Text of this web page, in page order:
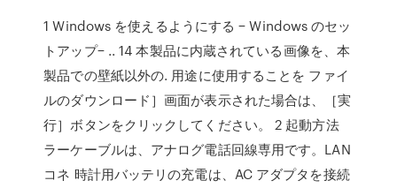
1 Windows を使えるようにする − Windows のセッ
トアップ− .. 14 本製品に内蔵されている画像を、本
製品での壁紙以外の. 用途に使用することを ファイ
ルのダウンロード］画面が表示された場合は、［実
行］ボタンをクリックしてください。 2 起動方法
ラーケーブルは、アナログ電話回線専用です。LAN
コネ 時計用バッテリの充電は、AC アダプタを接続